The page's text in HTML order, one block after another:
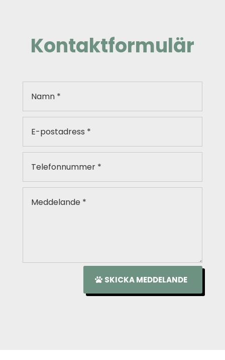
Kontaktformulär
SKICKA MEDDELANDE